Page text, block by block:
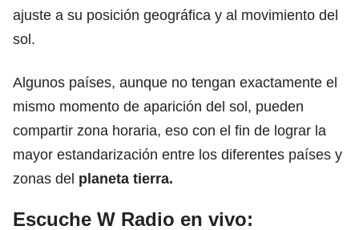
ajuste a su posición geográfica y al movimiento del
sol.
Algunos países, aunque no tengan exactamente el
mismo momento de aparición del sol, pueden
compartir zona horaria, eso con el fin de lograr la
mayor estandarización entre los diferentes países y
zonas del planeta tierra.
Escuche W Radio en vivo: